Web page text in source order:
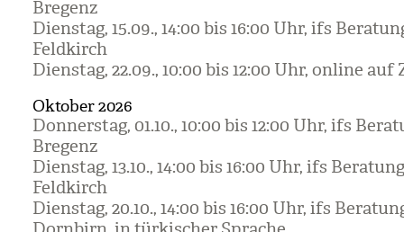
Bre­genz
Diens­tag, 15.09., 14:00 bis 16:00 Uhr, ifs
Feld­kirch
Diens­tag, 22.09., 10:00 bis 12:00 Uhr, online auf
Oktober 2026
Don­ners­tag, 01.10., 10:00 bis 12:00 Uhr, ifs
Bre­genz
Diens­tag, 13.10., 14:00 bis 16:00 Uhr, ifs
Feld­kirch
Diens­tag, 20.10., 14:00 bis 16:00 Uhr, ifs